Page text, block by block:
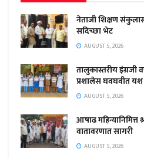
नेताजी शिक्षण
सदिच्छा भेट
AUGUST 5, 2026
तालुकास्तरीय इंग्रजी
प्रशालेस घवघवीत यश
AUGUST 5, 2026
आषाढ महिन्यानिमित्त
वातावरणात सागरी
AUGUST 5, 2026